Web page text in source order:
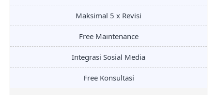
Maksimal 5 x Revisi
Free Maintenance
Integrasi Sosial Media
Free Konsultasi